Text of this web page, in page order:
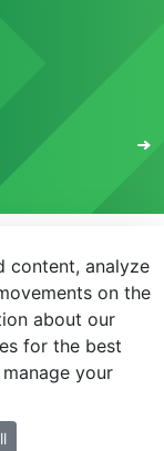
E-learning
content, analyze
on the
about our
for the best
your